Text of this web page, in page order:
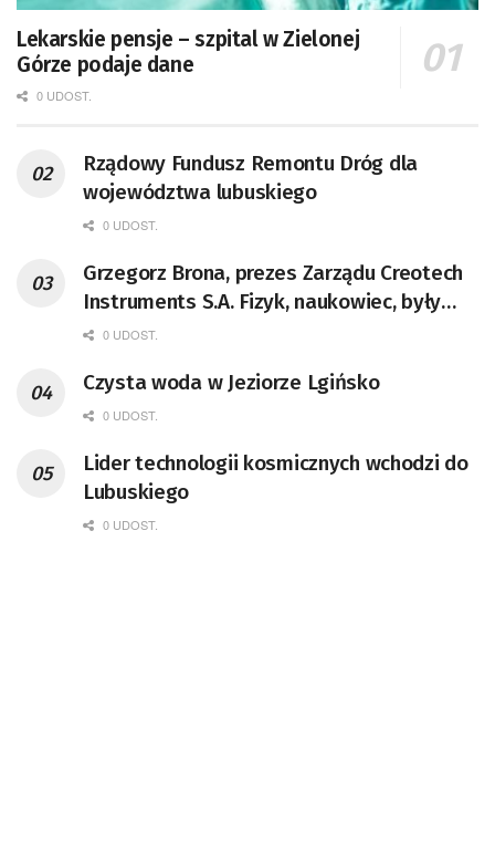
Lekarskie pensje – szpital w Zielonej
Górze podaje dane
0 UDOST.
Rządowy Fundusz Remontu Dróg dla
województwa lubuskiego
0 UDOST.
Grzegorz Brona, prezes Zarządu Creotech
Instruments S.A. Fizyk, naukowiec, były
pracownik CERN w Genewie,
doktor habilitowany nauk fizycznych,
koordynator Rady Sektorowej ds.
Kosmicznego oraz członek Komitetu
Badań Kosmicznych i Satelitarnych PAN.
0 UDOST.
Czysta woda w Jeziorze Lgińsko
0 UDOST.
Lider technologii kosmicznych wchodzi do
Lubuskiego
0 UDOST.